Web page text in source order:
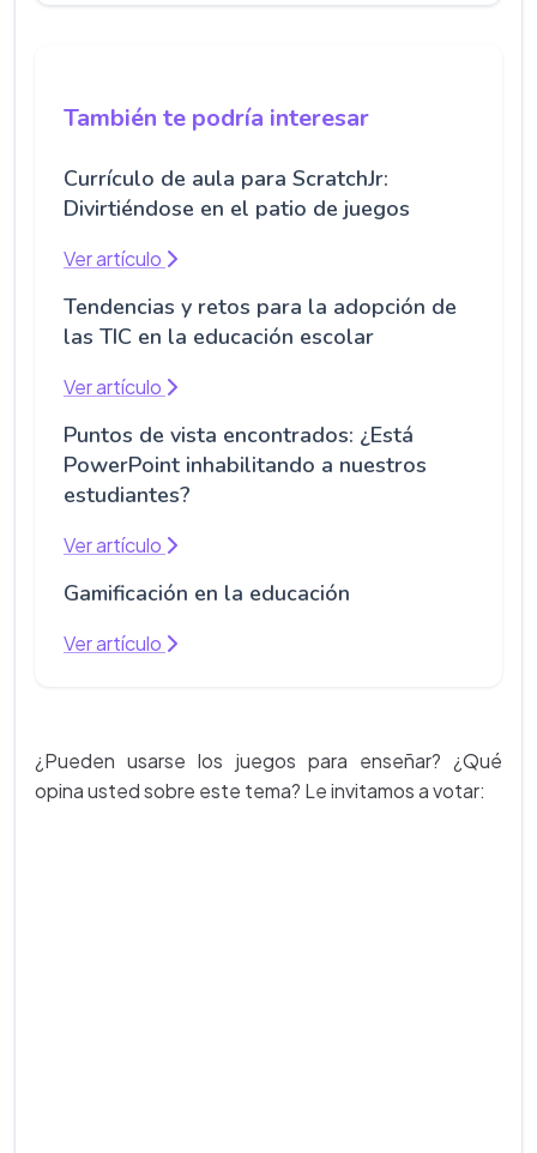
También te podría interesar
Currículo de aula para ScratchJr:
Divirtiéndose en el patio de juegos
Ver artículo
Tendencias y retos para la adopción de
las TIC en la educación escolar
Ver artículo
Puntos de vista encontrados: ¿Está
PowerPoint inhabilitando a nuestros
estudiantes?
Ver artículo
Gamificación en la educación
Ver artículo
¿Pueden usarse los juegos para enseñar? ¿Qué
opina usted sobre este tema? Le invitamos a votar: